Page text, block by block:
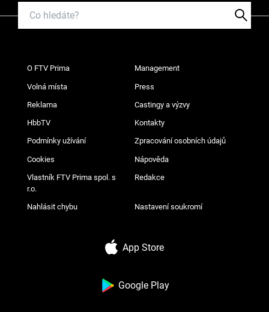
O FTV Prima Management
Volná místa Press
Reklama Castingy a výzvy
HbbTV Kontakty
Podmínky užívání Zpracování osobních údajů
Cookies Nápověda
Vlastník FTV Prima spol. s
r.o.
Redakce
Nahlásit chybu Nastavení soukromí
App Store
Google Play